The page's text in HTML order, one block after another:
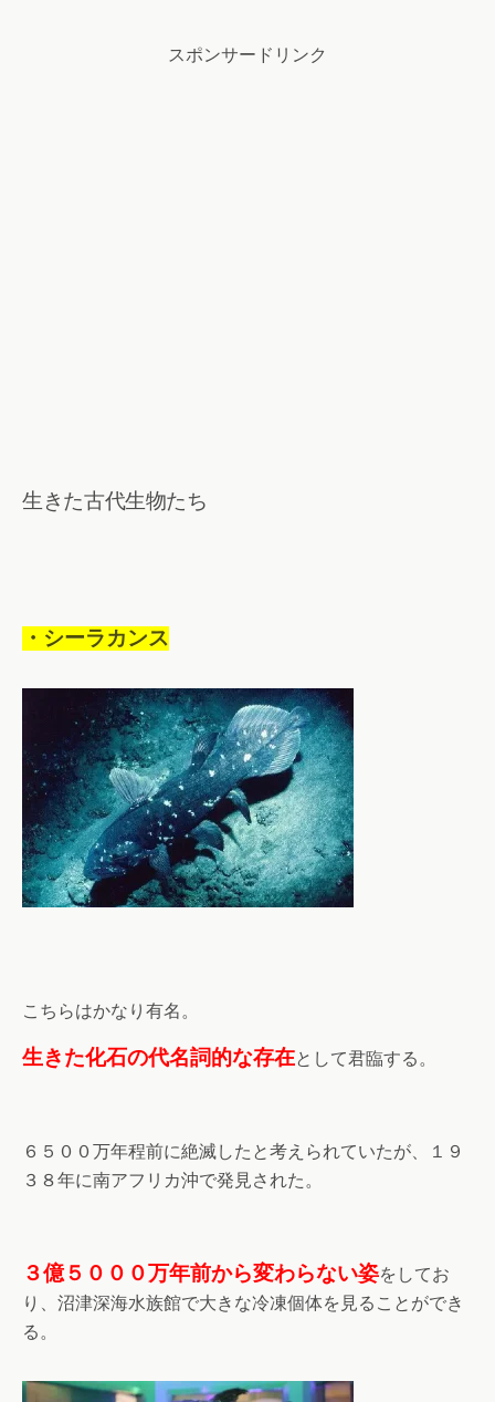
スポンサードリンク
生きた古代生物たち
・シーラカンス
こちらはかなり有名。
生きた化石の代名詞的な存在として君臨する。
６５００万年程前に絶滅したと考えられていたが、１９
３８年に南アフリカ沖で発見された。
３億５０００万年前から変わらない姿をしてお
り、沼津深海水族館で大きな冷凍個体を見ることができ
る。